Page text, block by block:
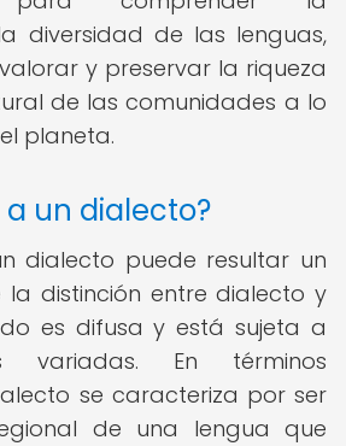
diversidad de las lenguas,
y preservar la riqueza
de las comunidades a lo
planeta.
un dialecto?
dialecto puede resultar un
distinción entre dialecto y
es difusa y está sujeta a
variadas. En términos
se caracteriza por ser
de una lengua que